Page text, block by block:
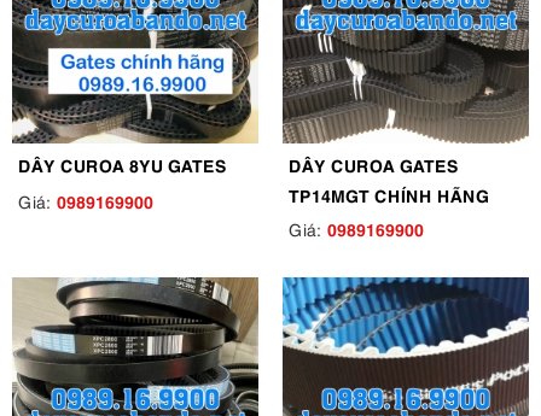
DÂY CUROA 8YU GATES
Giá: 0989169900
DÂY CUROA GATES
TP14MGT CHÍNH HÃNG
Giá: 0989169900